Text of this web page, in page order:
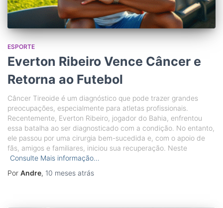
ESPORTE
Everton Ribeiro Vence Câncer e
Retorna ao Futebol
Câncer Tireoide é um diagnóstico que pode trazer grandes
preocupações, especialmente para atletas profissionais.
Recentemente, Everton Ribeiro, jogador do Bahia, enfrentou
essa batalha ao ser diagnosticado com a condição. No entanto,
ele passou por uma cirurgia bem-sucedida e, com o apoio de
fãs, amigos e familiares, iniciou sua recuperação. Neste
Consulte Mais informação…
Por Andre, 10 meses atrás